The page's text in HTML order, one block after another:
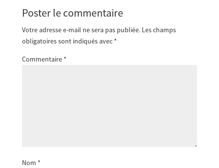
Poster le commentaire
Votre adresse e-mail ne sera pas publiée. Les champs
obligatoires sont indiqués avec *
Commentaire *
Nom *